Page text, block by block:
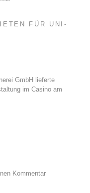
FÜR UNI-
GmbH lieferte
im Casino am
Kommentar